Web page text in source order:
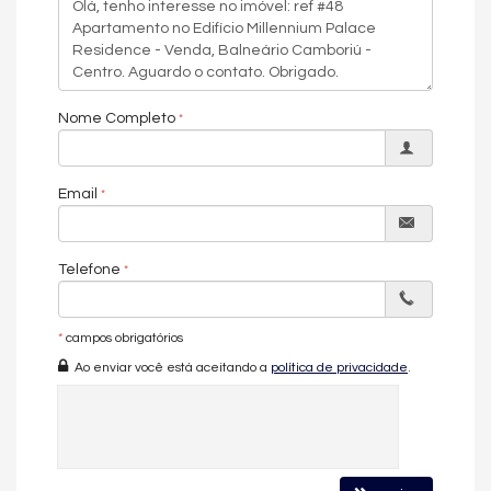
medidores individuais, acessibilidade para PNE e hall decorado
e mobiliado.
Localizado na Avenida Atlântica, no Centro de Balneário
Camboriú, este apartamento de luxo frente mar está avaliado
em R$ 32.900.000 — uma oportunidade exclusiva para quem
busca o que há de mais alto padrão na orla da cidade.
Características do Imóvel
Aquecimento de Água
Infra para Ar Split
Vista Mar
Acabamento em Gesso
Vista Panorâmica
Nome Completo
Email
Telefone
* campos obrigatórios
Ao enviar você está aceitando a política de privacidade